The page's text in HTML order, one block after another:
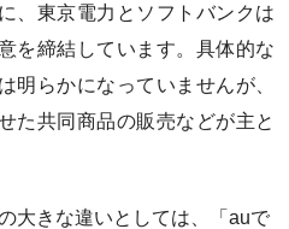
、東京電力とソフトバンクは
を締結しています。具体的な
明らかになっていませんが、
た共同商品の販売などが主と
大きな違いとしては、「auで